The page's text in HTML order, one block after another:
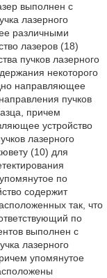
выполнен с
лазерного
различными
лазеров (18)
пучков лазерного
некоторого
направляющее
пучков
причем
устройство
лазерного
(10) для
по
содержит
так, что
по
выполнен с
лазерного
упомянутое